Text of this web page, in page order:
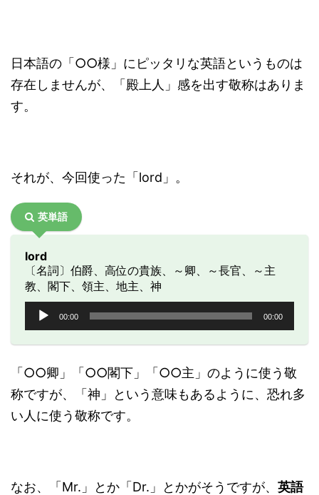
日本語の「○○様」にピッタリな英語というものは
存在しませんが、「殿上人」感を出す敬称はありま
す。
それが、今回使った「lord」。
英単語
lord
〔名詞〕伯爵、高位の貴族、～卿、～長官、～主
教、閣下、領主、地主、神
ー
ヤ
ー
00:00 00:00
「○○卿」「○○閣下」「○○主」のように使う敬
称ですが、「神」という意味もあるように、恐れ多
い人に使う敬称です。
なお、「Mr.」とか「Dr.」とかがそうですが、 英語